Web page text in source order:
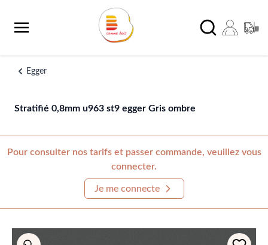
Chercher
Egger
Stratifié 0,8mm u963 st9 egger Gris ombre
Pour consulter nos tarifs et passer commande, veuillez vous
connecter.
Je me connecte